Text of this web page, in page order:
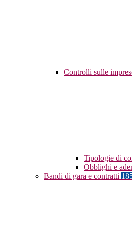
Controlli sulle
Tipologie di
Obblighi e
Bandi di gara e contratti